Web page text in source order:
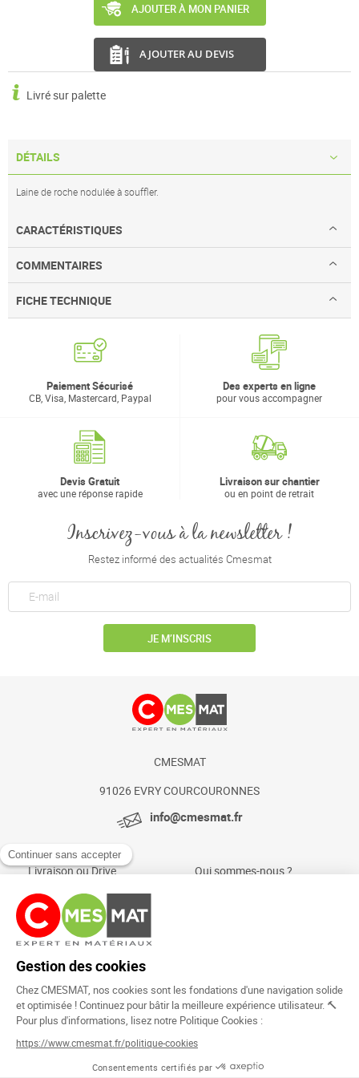
AJOUTER À MON PANIER
AJOUTER AU DEVIS
Livré sur palette
DÉTAILS
Laine de roche nodulée à souffler.
CARACTÉRISTIQUES
COMMENTAIRES
FICHE TECHNIQUE
Paiement Sécurisé
CB, Visa, Mastercard, Paypal
Des experts en ligne
pour vous accompagner
Devis Gratuit
avec une réponse rapide
Livraison sur chantier
ou en point de retrait
Inscrivez-vous à la newsletter !
Restez informé des actualités Cmesmat
JE M’INSCRIS
CMESMAT
91026 EVRY COURCOURONNES
info@cmesmat.fr
Livraison ou Drive
Paiement sécurisé
Foire aux questions
Qui sommes-nous ?
Rejoignez la
communauté !
Copyright © 2024.